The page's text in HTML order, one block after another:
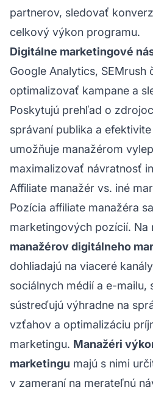
partnerov, sledovať
celkový výkon programu.
Digitálne marketingové
Google Analytics, SEMrush
optimalizovať kampane a
Poskytujú prehľad o
správaní publika a
umožňuje manažérom
maximalizovať návratnosť
Affiliate manažér vs. iné
Pozícia affiliate manažéra
marketingových pozícií. Na
manažérov digitálneho
dohliadajú na viaceré
sociálnych médií a e-mailu,
sústreďujú výhradne na
vzťahov a optimalizáciu
marketingu. Manažéri
marketingu majú s nimi
v zameraní na merateľnú